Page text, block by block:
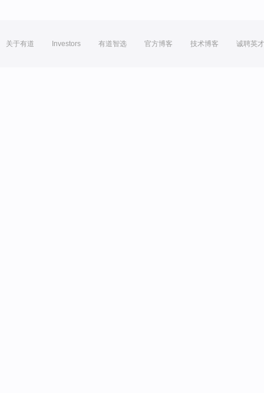
关于有道 Investors 有道智选 官方博客 技术博客 诚聘英才